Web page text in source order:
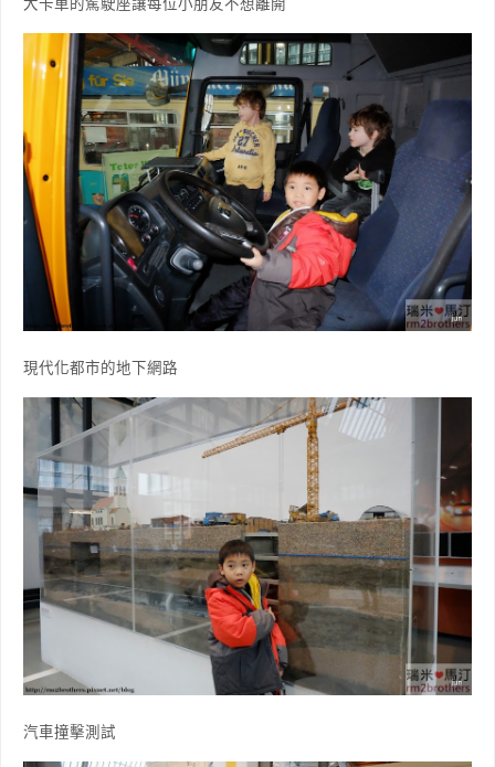
現代化都市的地下網路
汽車撞擊測試